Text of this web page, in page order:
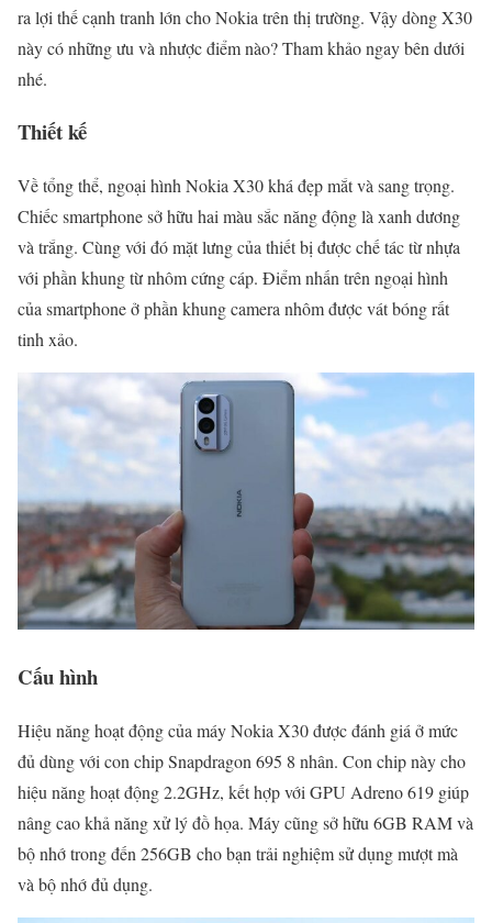
ra lợi thế cạnh tranh lớn cho Nokia trên thị trường. Vậy dòng X30
này có những ưu và nhược điểm nào? Tham khảo ngay bên dưới
nhé.
Thiết kế
Về tổng thể, ngoại hình Nokia X30 khá đẹp mắt và sang trọng.
Chiếc smartphone sở hữu hai màu sắc năng động là xanh dương
và trắng. Cùng với đó mặt lưng của thiết bị được chế tác từ nhựa
với phần khung từ nhôm cứng cáp. Điểm nhấn trên ngoại hình
của smartphone ở phần khung camera nhôm được vát bóng rất
tinh xảo.
Cấu hình
Hiệu năng hoạt động của máy Nokia X30 được đánh giá ở mức
đủ dùng với con chip Snapdragon 695 8 nhân. Con chip này cho
hiệu năng hoạt động 2.2GHz, kết hợp với GPU Adreno 619 giúp
nâng cao khả năng xử lý đồ họa. Máy cũng sở hữu 6GB RAM và
bộ nhớ trong đến 256GB cho bạn trải nghiệm sử dụng mượt mà
và bộ nhớ đủ dụng.